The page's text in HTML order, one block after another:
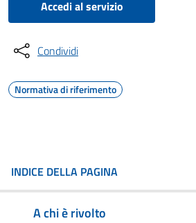
Accedi al servizio
Condividi
Normativa di riferimento
INDICE DELLA PAGINA
A chi è rivolto